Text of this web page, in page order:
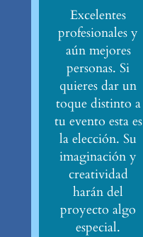
Excelentes
profesionales y
aún mejores
personas. Si
quieres dar un
toque distinto a
tu evento esta es
la elección. Su
imaginación y
creatividad
harán del
proyecto algo
especial.